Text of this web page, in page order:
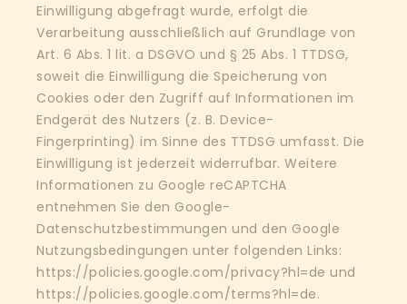
Einwilligung abgefragt wurde, erfolgt die
Verarbeitung ausschließlich auf Grundlage von
Art. 6 Abs. 1 lit. a DSGVO und § 25 Abs. 1 TTDSG,
soweit die Einwilligung die Speicherung von
Cookies oder den Zugriff auf Informationen im
Endgerät des Nutzers (z. B. Device-
Fingerprinting) im Sinne des TTDSG umfasst. Die
Einwilligung ist jederzeit widerrufbar. Weitere
Informationen zu Google reCAPTCHA
entnehmen Sie den Google-
Datenschutzbestimmungen und den Google
Nutzungsbedingungen unter folgenden Links:
https://policies.google.com/privacy?hl=de und
https://policies.google.com/terms?hl=de.